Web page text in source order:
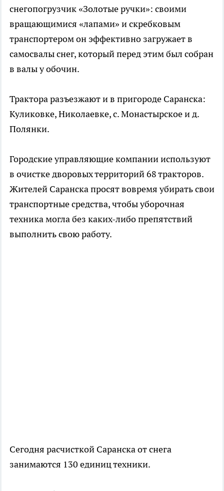
снегопогрузчик «Золотые ручки»: своими
вращающимися «лапами» и скребковым
транспортером он эффективно загружает в
самосвалы снег, который перед этим был собран
в валы у обочин.
Трактора разъезжают и в пригороде Саранска:
Куликовке, Николаевке, с. Монастырское и д.
Полянки.
Городские управляющие компании используют
в очистке дворовых территорий 68 тракторов.
Жителей Саранска просят вовремя убирать свои
транспортные средства, чтобы уборочная
техника могла без каких-либо препятствий
выполнить свою работу.
Сегодня расчисткой Саранска от снега
занимаются 130 единиц техники.